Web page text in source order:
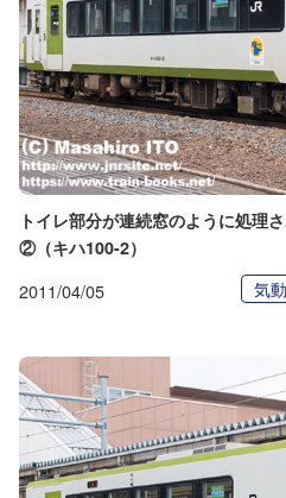
トイレ部分が連続窓のように処理
②（キハ100-2）
2011/04/05 気